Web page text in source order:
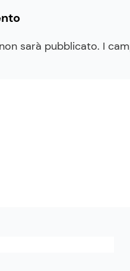
sarà pubblicato. I